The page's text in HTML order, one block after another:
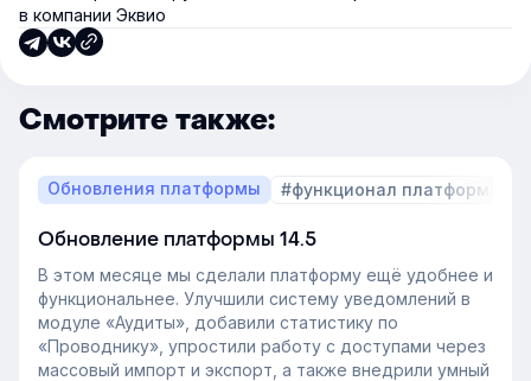
в компании Эквио
Смотрите также:
Обновления платформы #функционал платформы
Обновление платформы 14.5
В этом месяце мы сделали платформу ещё удобнее и
функциональнее. Улучшили систему уведомлений в
модуле «Аудиты», добавили статистику по
«Проводнику», упростили работу с доступами через
массовый импорт и экспорт, а также внедрили умный